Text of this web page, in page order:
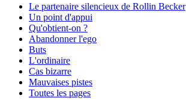
Le partenaire silencieux de Rollin Becker
Un point d'appui
Qu'obtient-on ?
Abandonner l'ego
Buts
L'ordinaire
Cas bizarre
Mauvaises pistes
Toutes les pages